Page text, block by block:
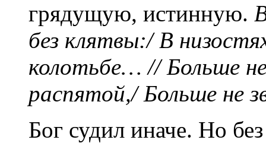
грядущую, истинную.
без клятвы:/ В
колотьбе… // Больше
распятой,/ Больше не
Бог судил иначе. Но